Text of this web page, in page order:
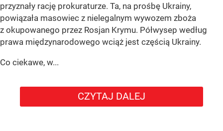
przyznały rację prokuraturze. Ta, na prośbę Ukrainy,
powiązała masowiec z nielegalnym wywozem zboża
z okupowanego przez Rosjan Krymu. Półwysep według
prawa międzynarodowego wciąż jest częścią Ukrainy.
Co ciekawe, w...
CZYTAJ DALEJ